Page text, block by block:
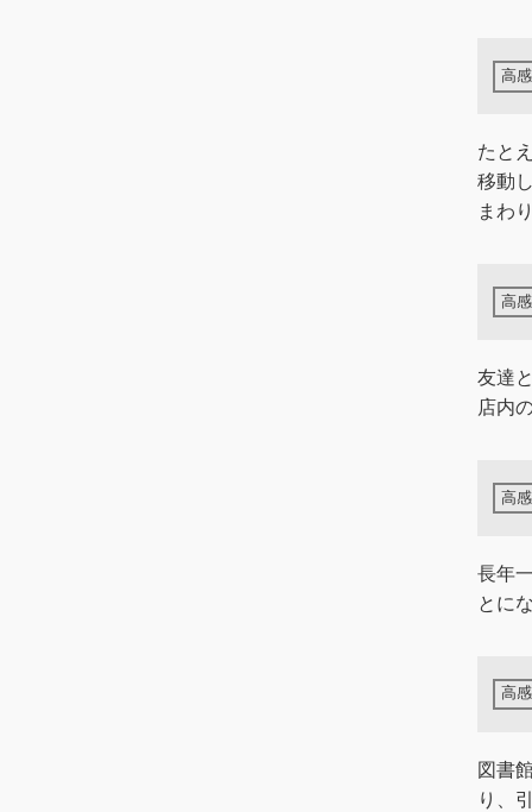
たと
移動
まわ
友達
店内
長年
とに
図書
り、